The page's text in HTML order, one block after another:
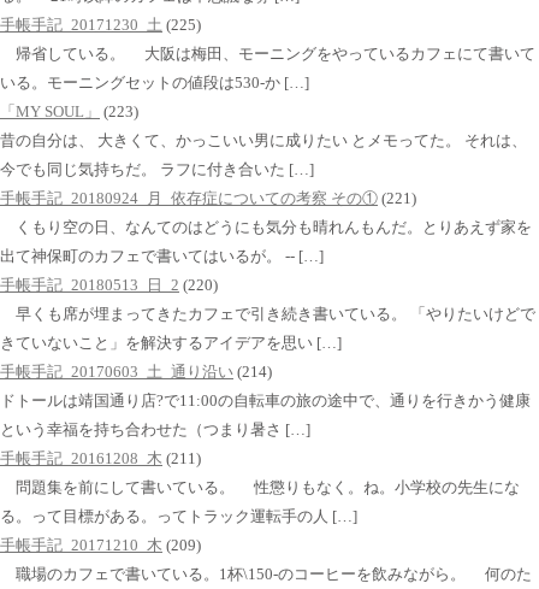
手帳手記_20171230_土 (225)
帰省している。 大阪は梅田、モーニングをやっているカフェにて書いて
いる。モーニングセットの値段は530-か […]
「MY SOUL」
(223)
昔の自分は、 大きくて、かっこいい男に成りたい とメモってた。 それは、
今でも同じ気持ちだ。 ラフに付き合いた […]
手帳手記_20180924_月_依存症についての考察 その① (221)
くもり空の日、なんてのはどうにも気分も晴れんもんだ。とりあえず家を
出て神保町のカフェで書いてはいるが。 -- […]
手帳手記_20180513_日_2 (220)
早くも席が埋まってきたカフェで引き続き書いている。 「やりたいけどで
きていないこと」を解決するアイデアを思い […]
手帳手記_20170603_土_通り沿い (214)
ドトールは靖国通り店?で11:00の自転車の旅の途中で、通りを行きかう健康
という幸福を持ち合わせた（つまり暑さ […]
手帳手記_20161208_木 (211)
問題集を前にして書いている。 性懲りもなく。ね。小学校の先生にな
る。って目標がある。ってトラック運転手の人 […]
手帳手記_20171210_木 (209)
職場のカフェで書いている。1杯\150-のコーヒーを飲みながら。 何のた